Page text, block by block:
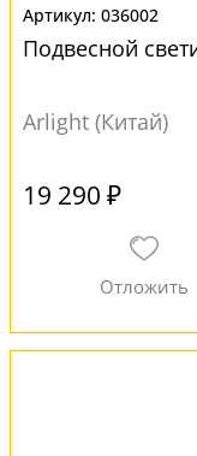
036002
Подвесной
Arlight (Китай)
19 290 ₽